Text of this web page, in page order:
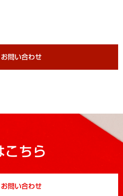
お問い合わせ
こちら
お問い合わせ